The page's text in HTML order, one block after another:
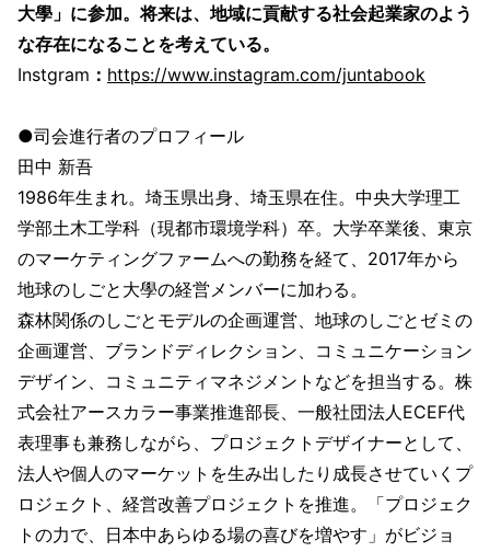
大學」に参加。将来は、地域に貢献する社会起業家のよう
な存在になることを考えている。
Instgram ： https://www.instagram.com/juntabook
●司会進行者のプロフィール
田中 新吾
1986年生まれ。埼玉県出身、埼玉県在住。中央大学理工
学部土木工学科（現都市環境学科）卒。大学卒業後、東京
のマーケティングファームへの勤務を経て、2017年から
地球のしごと大學の経営メンバーに加わる。
森林関係のしごとモデルの企画運営、地球のしごとゼミの
企画運営、ブランドディレクション、コミュニケーション
デザイン、コミュニティマネジメントなどを担当する。株
式会社アースカラー事業推進部長、一般社団法人ECEF代
表理事も兼務しながら、プロジェクトデザイナーとして、
法人や個人のマーケットを生み出したり成長させていくプ
ロジェクト、経営改善プロジェクトを推進。「プロジェク
トの力で、日本中あらゆる場の喜びを増やす」がビジョ